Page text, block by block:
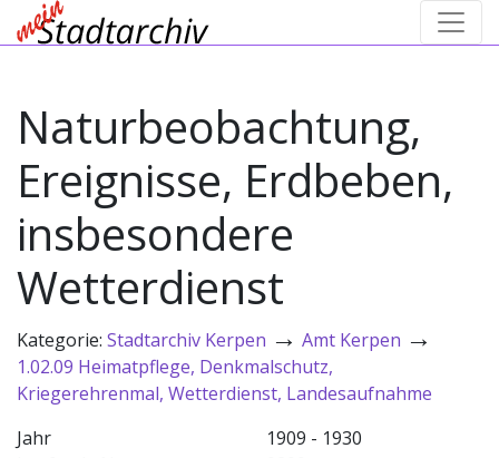
Naturbeobachtung,
Ereignisse, Erdbeben,
insbesondere
Wetterdienst
Kategorie: Stadtarchiv Kerpen → Amt Kerpen →
1.02.09 Heimatpflege, Denkmalschutz,
Kriegerehrenmal, Wetterdienst, Landesaufnahme
Jahr
1909 - 1930